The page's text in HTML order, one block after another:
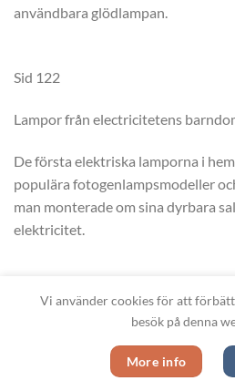
användbara glödlampan.
Sid 122
Lampor från electricitetens
De första elektriska lamporna i
populära fotogenlampsmodeller
man monterade om sina dyrbara
elektricitet.
sid 123
En kombination av taklampa och
undersida som spred ljuset. Ofta
Vi använder cookies för att
besök på denna
More info